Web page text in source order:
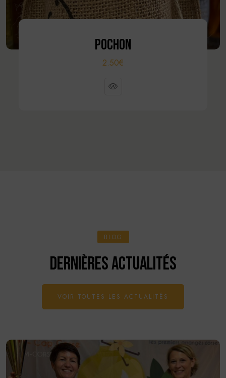
POCHON
2.50€
BLOG
DERNIÈRES ACTUALITÉS
VOIR TOUTES LES ACTUALITÉS